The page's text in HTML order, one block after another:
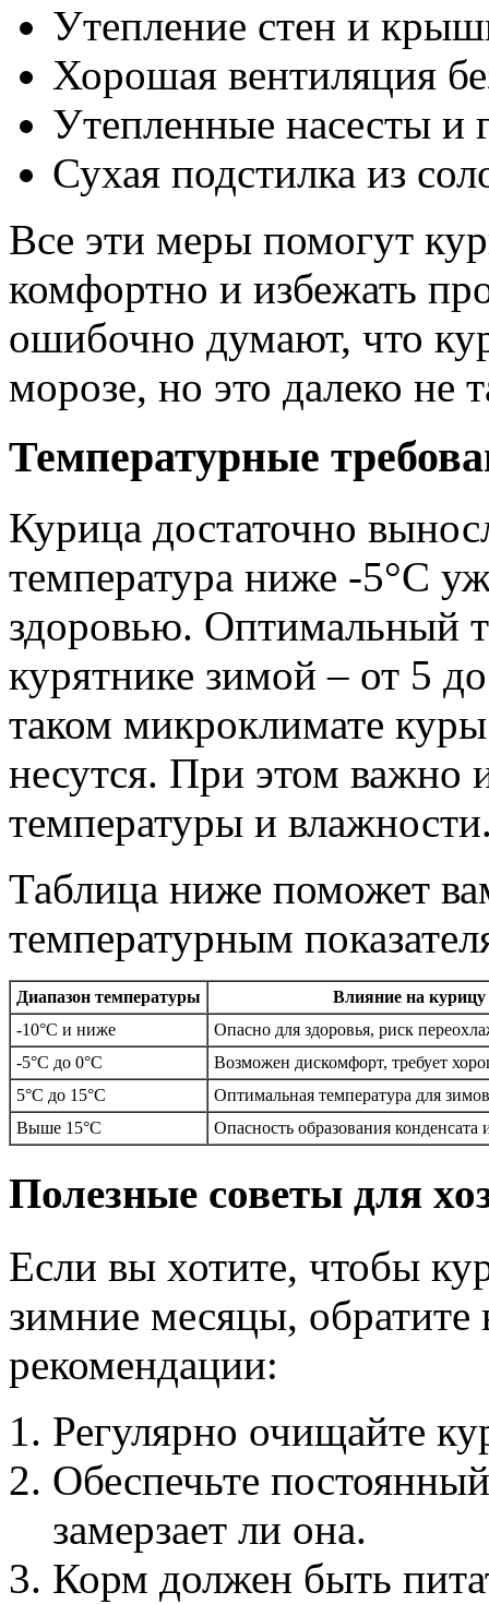
Утепление стен и
Хорошая вентиляция
Утепленные насесты и
Сухая подстилка из
Все эти меры помогут
комфортно и избежать
ошибочно думают, что
морозе, но это далеко не
Температурные
Курица достаточно
температура ниже -5°C
здоровью. Оптимальный
курятнике зимой – от 5
таком микроклимате
несутся. При этом важно
температуры и
Таблица ниже поможет
температурным
Диапазон температуры
Влияние на курицу
-10°C и ниже
Опасно для здоровья, риск
-5°C до 0°C
Возможен дискомфорт, требует
5°C до 15°C
Оптимальная температура для
Выше 15°C
Опасность образования конденсата
Полезные советы для
Если вы хотите, чтобы
зимние месяцы,
рекомендации:
Регулярно очищайте
Обеспечьте
замерзает ли она.
Корм должен быть